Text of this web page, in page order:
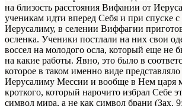
на близость расстояния Вифании от
ученикам идти вперед Себя и при спуске
Иерусалиму, в селении Виффагии
осленка. Ученики постлали на них свои
воссел на молодого осла, который еще не
на какие работы. Явно, это было в
которое в таком именно виде
Иерусалиму Мессии и вообще в Нем царя
кроткого, который нарочито избрал Себе
символ мира, а не как символ брани (Зах.